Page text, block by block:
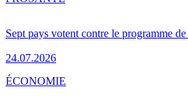
Sept pays votent contre le programme
24.07.2026
ÉCONOMIE